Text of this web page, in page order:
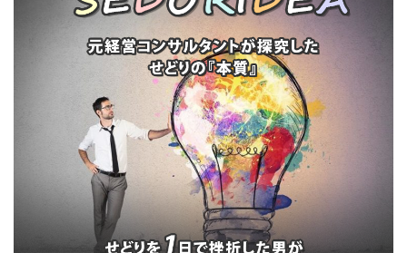
売れる？何をしたら
効率よく稼げるの
か？